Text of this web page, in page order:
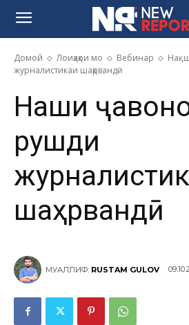
Домой Лоиҳаҳои мо Вебинар
журналистикаи шаҳрвандӣ
Нақши
рушди
шаҳрвандӣ
МУАЛЛИФ: RUSTAM GULOV